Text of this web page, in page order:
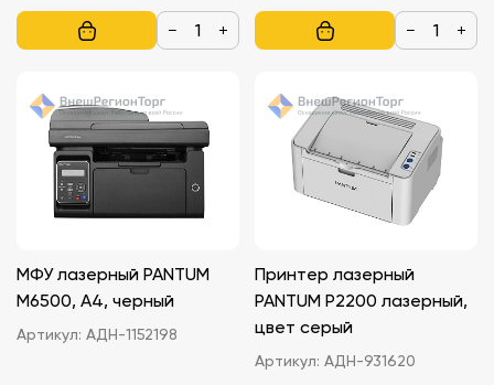
− + − +
МФУ лазерный PANTUM
M6500, A4, черный
Артикул: АДН-1152198
Принтер лазерный
PANTUM P2200 лазерный,
цвет серый
Артикул: АДН-931620